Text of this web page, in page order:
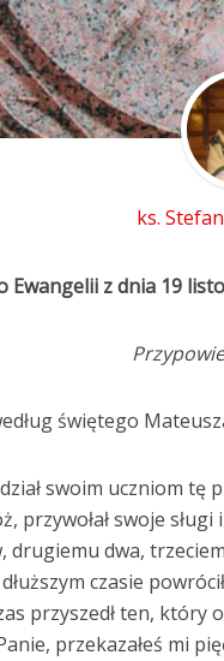
ks.
Ewangelii z dnia 19
świętego
swoim uczniom tę
przywołał swoje
drugiemu dwa,
czasie
przyszedł ten, który
przekazałeś mi